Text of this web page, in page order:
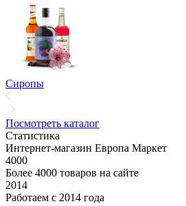
Сиропы
Посмотреть каталог
Статистика
Интернет-магазин Европа Маркет
4000
Более 4000 товаров на сайте
2014
Работаем с 2014 года